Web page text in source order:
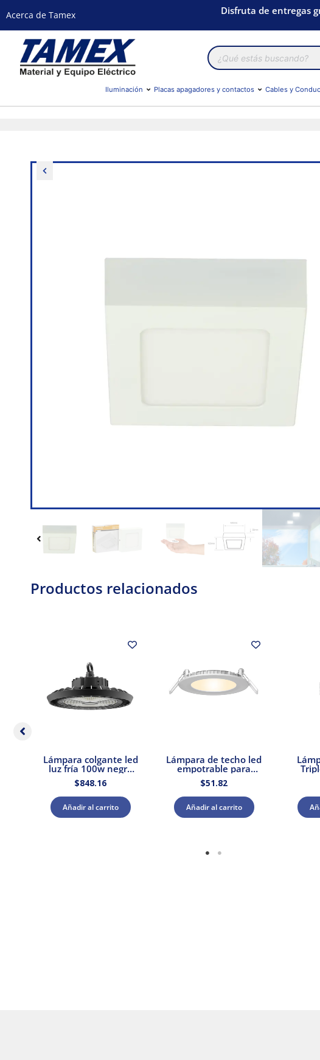
Acerca de Tamex Disfruta de entregas
Búsqueda
de
productos
Iluminación Placas apagadores y contactos Cables y
Productos relacionados
Lámpara colgante led
luz fría 100w negro
Tecnolite
$848.16
Añadir al carrito
Lámpara de techo led
empotrable para
interior luz cálida 9w
Tecnolite
$51.82
Añadir al carrito